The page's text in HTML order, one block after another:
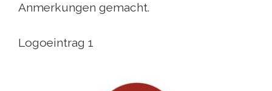
Anmerkungen gemacht.
Logoeintrag 1